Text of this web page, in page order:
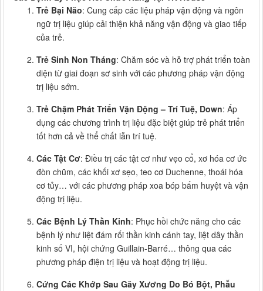
Trẻ Bại Não: Cung cấp các liệu pháp vận động và ngôn
ngữ trị liệu giúp cải thiện khả năng vận động và giao tiếp
của trẻ.
Trẻ Sinh Non Tháng: Chăm sóc và hỗ trợ phát triển toàn
diện từ giai đoạn sơ sinh với các phương pháp vận động
trị liệu sớm.
Trẻ Chậm Phát Triển Vận Động – Trí Tuệ, Down: Áp
dụng các chương trình trị liệu đặc biệt giúp trẻ phát triển
tốt hơn cả về thể chất lẫn trí tuệ.
Các Tật Cơ: Điều trị các tật cơ như vẹo cổ, xơ hóa cơ ức
đòn chũm, các khối xơ sẹo, teo cơ Duchenne, thoái hóa
cơ tủy… với các phương pháp xoa bóp bấm huyệt và vận
động trị liệu.
Các Bệnh Lý Thần Kinh: Phục hồi chức năng cho các
bệnh lý như liệt đám rối thần kinh cánh tay, liệt dây thần
kinh số VI, hội chứng Guillain-Barré… thông qua các
phương pháp điện trị liệu và hoạt động trị liệu.
Cứng Các Khớp Sau Gãy Xương Do Bó Bột, Phẫu